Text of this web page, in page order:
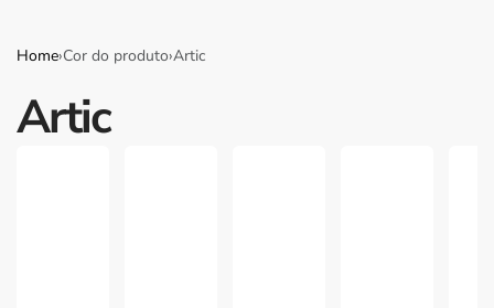
Home›Cor do produto›Artic
Artic